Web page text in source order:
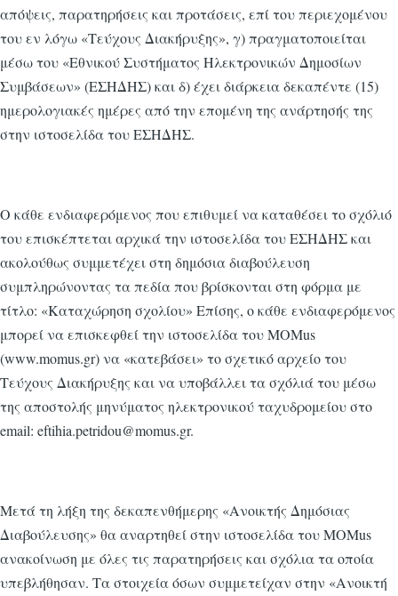
απόψεις, παρατηρήσεις και προτάσεις, επί του περιεχομένου
του εν λόγω «Τεύχους Διακήρυξης», γ) πραγματοποιείται
μέσω του «Εθνικού Συστήματος Ηλεκτρονικών Δημοσίων
Συμβάσεων» (ΕΣΗΔΗΣ) και δ) έχει διάρκεια δεκαπέντε (15)
ημερολογιακές ημέρες από την επομένη της ανάρτησής της
στην ιστοσελίδα του ΕΣΗΔΗΣ.
Ο κάθε ενδιαφερόμενος που επιθυμεί να καταθέσει το σχόλιό
του επισκέπτεται αρχικά την ιστοσελίδα του ΕΣΗΔΗΣ και
ακολούθως συμμετέχει στη δημόσια διαβούλευση
συμπληρώνοντας τα πεδία που βρίσκονται στη φόρμα με
τίτλο: «Καταχώρηση σχολίου» Επίσης, ο κάθε ενδιαφερόμενος
μπορεί να επισκεφθεί την ιστοσελίδα του MOMus
(www.momus.gr) να «κατεβάσει» το σχετικό αρχείο του
Τεύχους Διακήρυξης και να υποβάλλει τα σχόλιά του μέσω
της αποστολής μηνύματος ηλεκτρονικού ταχυδρομείου στο
email: eftihia.petridou@momus.gr.
Μετά τη λήξη της δεκαπενθήμερης «Ανοικτής Δημόσιας
Διαβούλευσης» θα αναρτηθεί στην ιστοσελίδα του MOMus
ανακοίνωση με όλες τις παρατηρήσεις και σχόλια τα οποία
υπεβλήθησαν. Τα στοιχεία όσων συμμετείχαν στην «Ανοικτή